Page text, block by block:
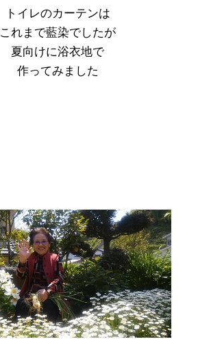
トイレのカーテンは
これまで藍染でしたが
夏向けに浴衣地で
作ってみました